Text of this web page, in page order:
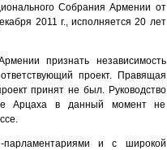
Собрания Армении от
2011 г., исполняется 20 лет
признать независимость
проект. Правящая
принят не был. Руководство
Арцаха в данный момент не
парламентариями и с широкой